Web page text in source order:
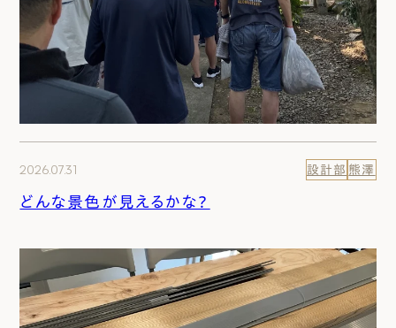
2026.07.31 設計部 熊澤
どんな景色が見えるかな？